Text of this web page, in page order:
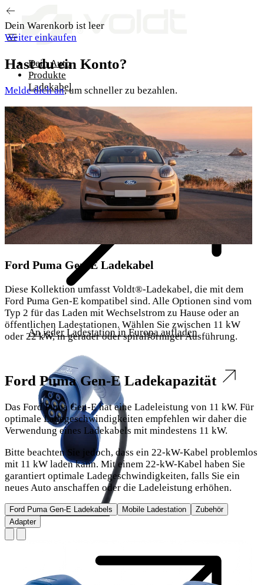
Zum Inhalt springen
Dein Auto
Produkte
Ladekabel
An jeder Ladestation in Europa aufladen
Mobile Ladestation
Dein Warenkorb ist leer
Weiter einkaufen
Hast du ein Konto?
Melde dich an, um schneller zu bezahlen.
Ford Puma Gen-E Ladekabel
Diese Kollektion umfasst Voldt®-Ladekabel, die mit dem
Ford Puma Gen-E kompatibel sind. Alle Optionen sind vom
Typ 2 für das Laden mit Wechselstrom zu Hause oder an
öffentlichen Ladestationen. Wählen Sie zwischen 11 kW
oder 22 kW, in gerader oder spiralförmiger Ausführung.
Ford Puma Gen-E Ladekapazität
Das Ford Puma Gen-E hat eine Ladeleistung von 11 kW. Für
optimale Ladegeschwindigkeiten empfehlen wir daher die
Verwendung eines Ladekabels mit mindestens 11 kW.
Bitte beachten Sie jedoch, dass ein 22-kW-Kabel problemlos
mit 11 kW laden kann. Mit einem 22-kW-Kabel haben Sie
garantiert optimale Ladegeschwindigkeiten, falls Sie ein
neues Auto anschaffen oder die Ladeleistung erhöhen.
Ford Puma Gen-E Ladekabels Mobile Ladestation
Zubehör
Adapter